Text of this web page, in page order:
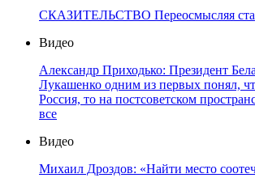
СКАЗИТЕЛЬСТВО Переосмысляя
Видео
Александр Приходько: Президент
Лукашенко одним из первых понял,
Россия, то на постсоветском
все
Видео
Михаил Дроздов: «Найти место